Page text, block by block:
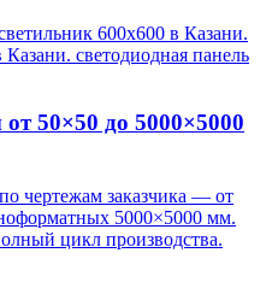
600х600 в Казани.
светодиодная панель
50×50 до 5000×5000
чертежам заказчика — от
5000×5000 мм.
цикл производства.